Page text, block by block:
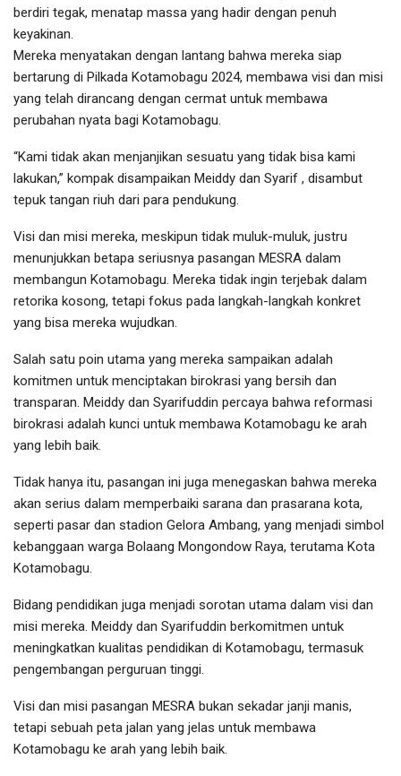
berdiri tegak, menatap massa yang hadir dengan penuh
keyakinan.
Mereka menyatakan dengan lantang bahwa mereka siap
bertarung di Pilkada Kotamobagu 2024, membawa visi dan misi
yang telah dirancang dengan cermat untuk membawa
perubahan nyata bagi Kotamobagu.
“Kami tidak akan menjanjikan sesuatu yang tidak bisa kami
lakukan,” kompak disampaikan Meiddy dan Syarif , disambut
tepuk tangan riuh dari para pendukung.
Visi dan misi mereka, meskipun tidak muluk-muluk, justru
menunjukkan betapa seriusnya pasangan MESRA dalam
membangun Kotamobagu. Mereka tidak ingin terjebak dalam
retorika kosong, tetapi fokus pada langkah-langkah konkret
yang bisa mereka wujudkan.
Salah satu poin utama yang mereka sampaikan adalah
komitmen untuk menciptakan birokrasi yang bersih dan
transparan. Meiddy dan Syarifuddin percaya bahwa reformasi
birokrasi adalah kunci untuk membawa Kotamobagu ke arah
yang lebih baik.
Tidak hanya itu, pasangan ini juga menegaskan bahwa mereka
akan serius dalam memperbaiki sarana dan prasarana kota,
seperti pasar dan stadion Gelora Ambang, yang menjadi simbol
kebanggaan warga Bolaang Mongondow Raya, terutama Kota
Kotamobagu.
Bidang pendidikan juga menjadi sorotan utama dalam visi dan
misi mereka. Meiddy dan Syarifuddin berkomitmen untuk
meningkatkan kualitas pendidikan di Kotamobagu, termasuk
pengembangan perguruan tinggi.
Visi dan misi pasangan MESRA bukan sekadar janji manis,
tetapi sebuah peta jalan yang jelas untuk membawa
Kotamobagu ke arah yang lebih baik.